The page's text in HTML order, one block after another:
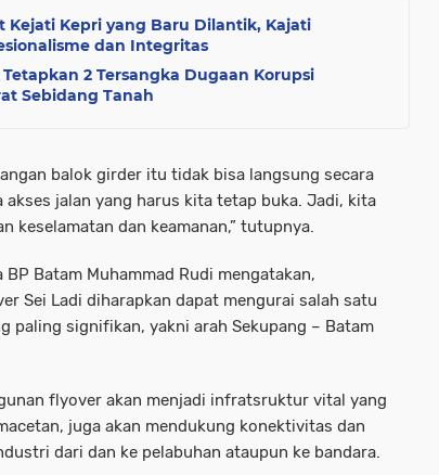
Kejati Kepri yang Baru Dilantik, Kajati
dan Integritas
2 Tersangka Dugaan Korupsi
Sebidang Tanah
balok girder itu tidak bisa langsung secara
akses jalan yang harus kita tetap buka. Jadi, kita
keselamatan dan keamanan,” tutupnya.
BP Batam Muhammad Rudi mengatakan,
Sei Ladi diharapkan dapat mengurai salah satu
paling signifikan, yakni arah Sekupang – Batam
flyover akan menjadi infratsruktur vital yang
juga akan mendukung konektivitas dan
dari dan ke pelabuhan ataupun ke bandara.